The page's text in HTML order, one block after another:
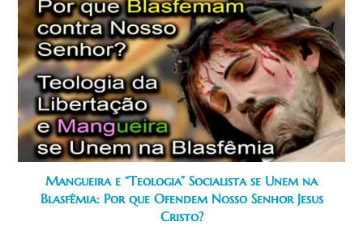
Mangueira e “Teologia” Socialista se Unem na
Blasfêmia: Por que Ofendem Nosso Senhor Jesus
Cristo?